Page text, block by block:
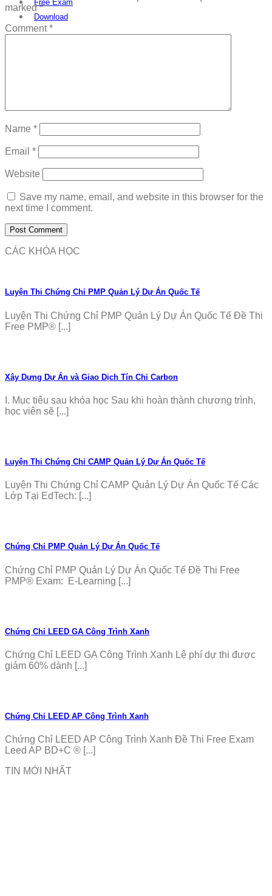
Free Exam
Download
marked*
Comment*
Name *
Email *
Website
Save my name, email, and website in this browser for the
next time I comment.
CÁC KHÓA HỌC
Luyện Thi Chứng Chỉ PMP Quản Lý Dự Án Quốc Tế
Luyện Thi Chứng Chỉ PMP Quản Lý Dự Án Quốc Tế Đề Thi
Free PMP® [...]
Xây Dựng Dự Án và Giao Dịch Tín Chỉ Carbon
I. Mục tiêu sau khóa học Sau khi hoàn thành chương trình,
học viên sẽ [...]
Luyện Thi Chứng Chỉ CAMP Quản Lý Dự Án Quốc Tế
Luyện Thi Chứng Chỉ CAMP Quản Lý Dự Án Quốc Tế Các
Lớp Tại EdTech: [...]
Chứng Chỉ PMP Quản Lý Dự Án Quốc Tế
Chứng Chỉ PMP Quản Lý Dự Án Quốc Tế Đề Thi Free
PMP® Exam: E-Learning [...]
Chứng Chỉ LEED GA Công Trình Xanh
Chứng Chỉ LEED GA Công Trình Xanh Lệ phí dự thi được
giảm 60% dành [...]
Chứng Chỉ LEED AP Công Trình Xanh
Chứng Chỉ LEED AP Công Trình Xanh Đề Thi Free Exam
Leed AP BD+C ® [...]
TIN MỚI NHẤT